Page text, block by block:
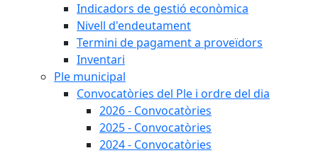
Indicadors de gestió econòmica
Nivell d'endeutament
Termini de pagament a proveïdors
Inventari
Ple municipal
Convocatòries del Ple i ordre del dia
2026 - Convocatòries
2025 - Convocatòries
2024 - Convocatòries